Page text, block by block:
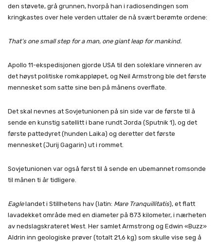
den støvete, grå grunnen, hvorpå han i radiosendingen som
kringkastes over hele verden uttaler de nå svært berømte ordene:
That’s one small step for a man, one giant leap for mankind.
Apollo 11-ekspedisjonen gjorde USA til den soleklare vinneren av
det høyst politiske romkappløpet, og Neil Armstrong ble det første
mennesket som satte sine ben på månens overflate.
Det skal nevnes at Sovjetunionen på sin side var de første til å
sende en kunstig satellitt i bane rundt Jorda (Sputnik 1), og det
første pattedyret (hunden Laika) og deretter det første
mennesket (Jurij Gagarin) ut i rommet.
Sovjetunionen var også først til å sende en ubemannet romsonde
til månen ti år tidligere.
Eaglelandet i Stillhetens hav (latin: Mare Tranquillitatis), et flatt
lavadekket område med en diameter på 873 kilometer, i nærheten
av nedslagskrateret West. Her samlet Armstrong og Edwin «Buzz»
Aldrin inn geologiske prøver (totalt 21,6 kg) som skulle vise seg å